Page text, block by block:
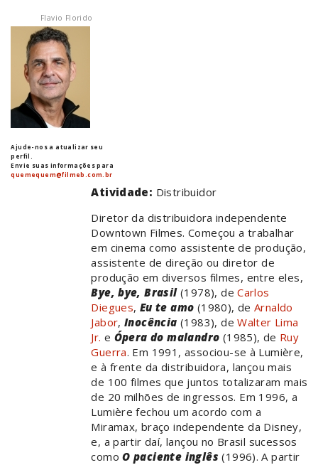
Flavio Florido
Ajude-nos a atualizar seu
perfil.
Envie suas informações para
quemequem@filmeb.com.br
Atividade: Distribuidor
Diretor da distribuidora independente
Downtown Filmes. Começou a trabalhar
em cinema como assistente de produção,
assistente de direção ou diretor de
produção em diversos filmes, entre eles,
Bye, bye, Brasil(1978), deCarlos
Diegues, Eu te amo (1980), deArnaldo
Jabor,Inocência (1983), deWalter Lima
Jr. e Ópera do malandro (1985), de Ruy
Guerra. Em 1991, associou-se à Lumière,
e à frente da distribuidora, lançou mais
de 100 filmes que juntos totalizaram mais
de 20 milhões de ingressos. Em 1996, a
Lumière fechou um acordo com a
Miramax, braço independente da Disney,
e, a partir daí, lançou no Brasil sucessos
comoO paciente inglês (1996). A partir